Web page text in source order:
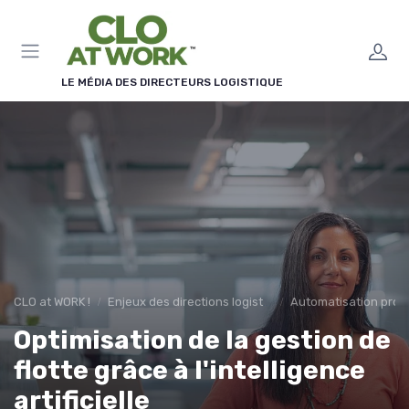
LE MÉDIA DES DIRECTEURS LOGISTIQUE
CLO at WORK ! Enjeux des directions logistiques Automatisation
Optimisation de la gestion de
flotte grâce à l'intelligence
artificielle
Panneau de gestion des cookies